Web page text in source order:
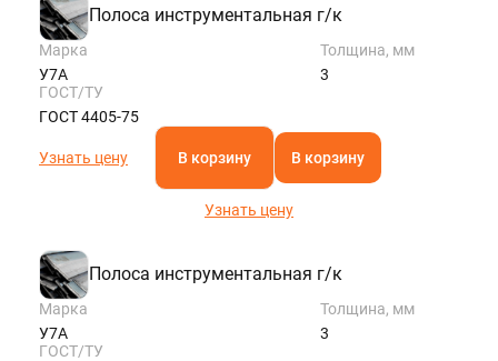
Полоса инструментальная г/к
Марка
У7А
Толщина, мм
3
ГОСТ/ТУ
ГОСТ 4405-75
Узнать цену В корзину В корзину
Узнать цену
Полоса инструментальная г/к
Марка
У7А
Толщина, мм
3
ГОСТ/ТУ